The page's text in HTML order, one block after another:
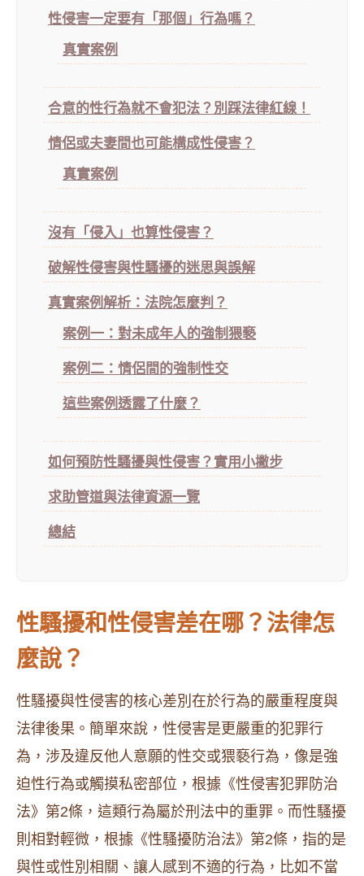
性侵害一定要有「那個」行為嗎？
真實案例
合意的性行為就不會犯法？別踩法律紅線！
情侶或夫妻間也可能構成性侵害？
真實案例
沒有「侵入」也算性侵害？
破解性侵害與性騷擾的迷思與誤解
真實案例解析：法院怎麼判？
案例一：對未成年人的強制猥褻
案例二：情侶間的強制性交
這些案例透露了什麼？
如何預防性騷擾與性侵害？實用小撇步
求助管道與法律資源一覽
總結
性騷擾和性侵害差在哪？法律怎
麼說？
性騷擾與性侵害的核心差別在於行為的嚴重程度與
法律後果。簡單來說，性侵害是更嚴重的犯罪行
為，涉及違反他人意願的性交或猥褻行為，像是強
迫性行為或觸摸私密部位，根據《性侵害犯罪防治
法》第2條，這類行為屬於刑法中的重罪。而性騷擾
則相對輕微，根據《性騷擾防治法》第2條，指的是
與性或性別相關、讓人感到不適的行為，比如不當